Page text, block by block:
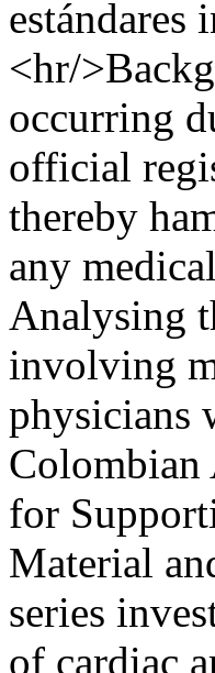
estándares
<hr/
occurring
official
thereby
any
Analysing
involving
physicians
Colombian
for
Material
series
of cardiac